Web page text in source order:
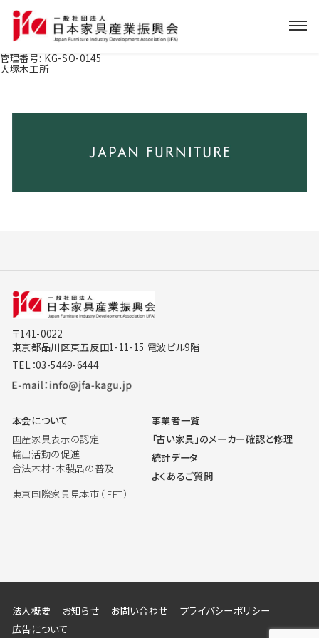
管理番号: KG-SO-0145
大塚木工所
〒141-0022
東京都品川区東五反田1-11-15 電波ビル9階
TEL：03-5449-6444
本会について
国産家具表示の認定
輸出活動の促進
合法木材・木製品の普及
東京国際家具見本市（IFFT）
事業者一覧
「古い家具」のメーカー確認と修理
統計データ
よくあるご質問
法人概要 お知らせ お問い合わせ
プライバシーポリシー
広告について